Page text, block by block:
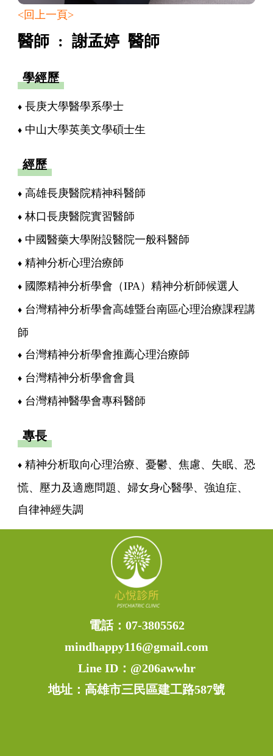
<回上一頁>
醫師 : 謝孟婷 醫師
學經歷
長庚大學醫學系學士
中山大學英美文學碩士生
經歷
高雄長庚醫院精神科醫師
林口長庚醫院實習醫師
中國醫藥大學附設醫院一般科醫師
精神分析心理治療師
國際精神分析學會（IPA）精神分析師候選人
台灣精神分析學會高雄暨台南區心理治療課程講
師
台灣精神分析學會推薦心理治療師
台灣精神分析學會會員
台灣精神醫學會專科醫師
專長
精神分析取向心理治療、憂鬱、焦慮、失眠、恐
慌、壓力及適應問題、婦女身心醫學、強迫症、
自律神經失調
電話： 07-3805562
mindhappy116@gmail.com
Line ID： @206awwhr
地址：高雄市三民區建工路587號